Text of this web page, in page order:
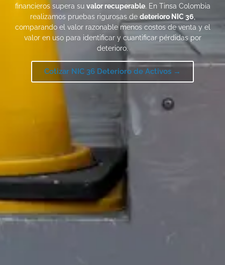
financieros supera su valor recuperable. En Tinsa Colombia
realizamos pruebas rigurosas de deterioro NIC 36
comparando el valor razonable menos costos de venta y el
valor en uso para identificar y cuantificar pérdidas por
deterioro.
Cotizar NIC 36 Deterioro de Activos →